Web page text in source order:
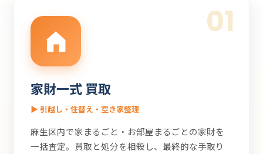
01
家財一式 買取
▶ 引越し・住替え・空き家整理
麻生区内で家まるごと・お部屋まるごとの家財を
一括査定。買取と処分を相殺し、最終的な手取り